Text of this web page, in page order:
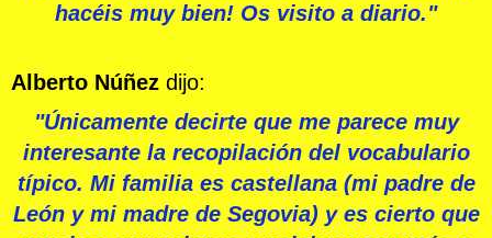
hacéis muy bien! Os visito a diario."
Alberto Núñez dijo:
"Únicamente decirte que me parece muy
interesante la recopilación del vocabulario
típico. Mi familia es castellana (mi padre de
León y mi madre de Segovia) y es cierto que